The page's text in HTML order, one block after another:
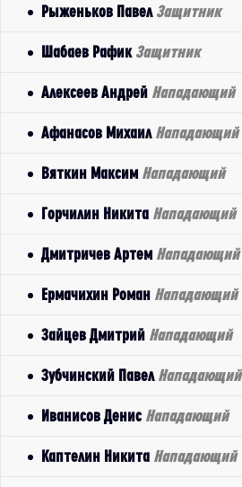
Рыженьков Павел Защитник
Шабаев Рафик Защитник
Алексеев Андрей Нападающий
Афанасов Михаил Нападающий
Вяткин Максим Нападающий
Горчилин Никита Нападающий
Дмитричев Артем Нападающий
Ермачихин Роман Нападающий
Зайцев Дмитрий Нападающий
Зубчинский Павел Нападающий
Иванисов Денис Нападающий
Каптелин Никита Нападающий